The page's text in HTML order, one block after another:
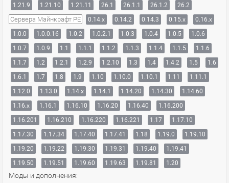
1.21.9
1.21.10 1.21.11 26.1 26.1.1 26.1.2 26.2
Сервера Майнкрафт PE 0.14.x 0.14.2 0.14.3 0.15.x
0.16.x
1.0.0
1.0.0.16 1.0.2 1.0.2.1 1.0.3 1.0.4 1.0.5
1.0.6
1.0.7
1.0.9 1.1 1.1.1 1.1.2 1.1.3 1.1.4 1.1.5
1.1.6
1.1.7
1.2 1.2.1 1.2.9 1.2.10 1.3 1.4 1.4.2 1.5
1.6
1.6.1
1.7 1.8 1.9 1.10 1.10.0 1.10.1 1.11
1.11.1
1.12.0
1.13.0 1.14.x 1.14.1 1.14.20 1.14.30
1.14.60
1.16.x
1.16.1 1.16.10 1.16.20 1.16.40
1.16.200
1.16.201
1.16.210 1.16.220 1.16.221 1.17
1.17.10
1.17.30
1.17.34 1.17.40 1.17.41 1.18 1.19.0
1.19.10
1.19.20
1.19.22 1.19.30 1.19.31 1.19.40
1.19.41
1.19.50
1.19.51 1.19.60 1.19.63 1.19.81 1.20
Моды и дополнения: